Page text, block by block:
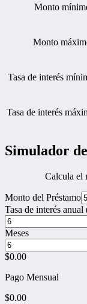
Monto
Monto
Tasa de interés
Tasa de interés
Simulador
Calcula el
Monto del Préstamo
Tasa de interés anual
Meses
$0.00
Pago Mensual
$0.00